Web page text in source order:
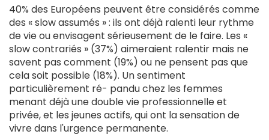
40% des Européens peuvent être considérés comme
des « slow assumés » : ils ont déjà ralenti leur rythme
de vie ou envisagent sérieusement de le faire. Les «
slow contrariés » (37%) aimeraient ralentir mais ne
savent pas comment (19%) ou ne pensent pas que
cela soit possible (18%). Un sentiment
particulièrement ré- pandu chez les femmes
menant déjà une double vie professionnelle et
privée, et les jeunes actifs, qui ont la sensation de
vivre dans l'urgence permanente.